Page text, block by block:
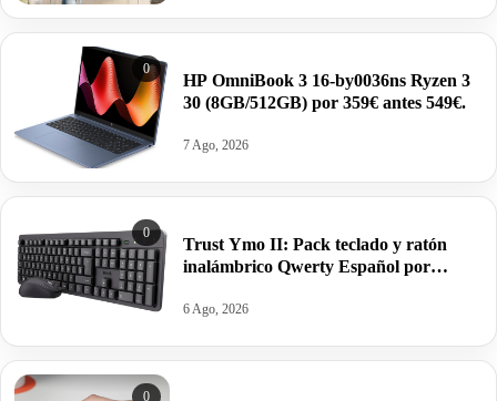
0
HP OmniBook 3 16-by0036ns Ryzen 3
30 (8GB/512GB) por 359€ antes 549€.
7 Ago, 2026
0
Trust Ymo II: Pack teclado y ratón
inalámbrico Qwerty Español por
6 Ago, 2026
0